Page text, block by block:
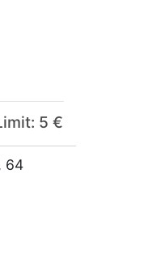
5 €
64